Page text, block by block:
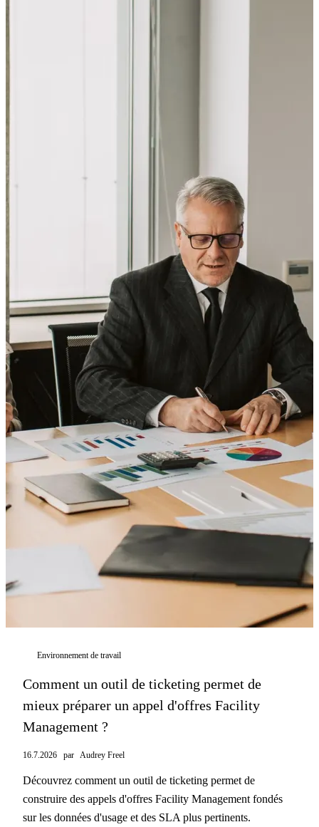
Environnement de travail
Comment un outil de ticketing permet de
mieux préparer un appel d'offres Facility
Management ?
16.7.2026 par Audrey Freel
Découvrez comment un outil de ticketing permet de
construire des appels d'offres Facility Management fondés
sur les données d'usage et des SLA plus pertinents.